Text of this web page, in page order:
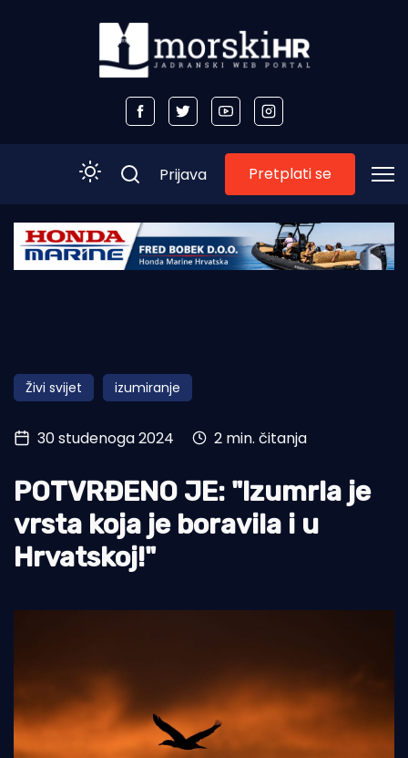
Početna
Obala
Otoci
Turizam i nautika
Pomorstvo
Ribolov
Ekologija
Prijava Pretplati se
Živi svijet izumiranje
30 studenoga 2024 2 min. čitanja
POTVRĐENO JE: "Izumrla je
vrsta koja je boravila i u
Hrvatskoj!"